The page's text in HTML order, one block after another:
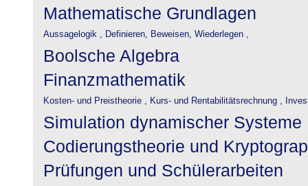
Mathematische Grundlagen
Aussagelogik , Definieren, Beweisen, Wiederlegen ,
Boolsche Algebra
Finanzmathematik
Kosten- und Preistheorie , Kurs- und Rentabilitätsrechnung ,
Simulation dynamischer Systeme
Codierungstheorie und
Prüfungen und Schülerarbeiten